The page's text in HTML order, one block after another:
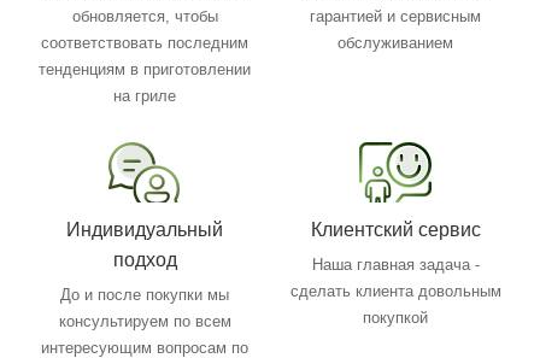
обновляется, чтобы
соответствовать последним
тенденциям в приготовлении
на гриле
гарантией и сервисным
обслуживанием
Индивидуальный
подход
До и после покупки мы
консультируем по всем
интересующим вопросам по
Клиентский сервис
Наша главная задача -
сделать клиента довольным
покупкой